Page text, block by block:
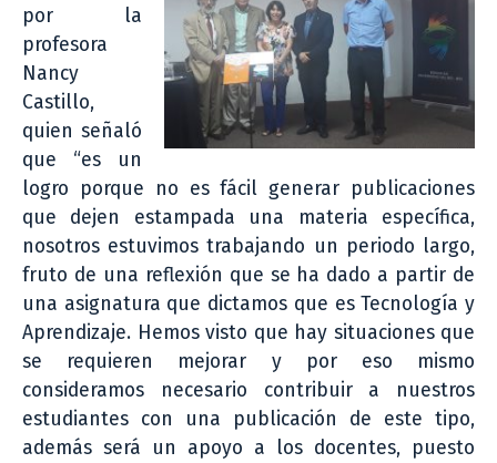
por la
profesora
Nancy
Castillo,
quien señaló
que “es un
logro porque no es fácil generar publicaciones
que dejen estampada una materia específica,
nosotros estuvimos trabajando un periodo largo,
fruto de una reflexión que se ha dado a partir de
una asignatura que dictamos que es Tecnología y
Aprendizaje. Hemos visto que hay situaciones que
se requieren mejorar y por eso mismo
consideramos necesario contribuir a nuestros
estudiantes con una publicación de este tipo,
además será un apoyo a los docentes, puesto